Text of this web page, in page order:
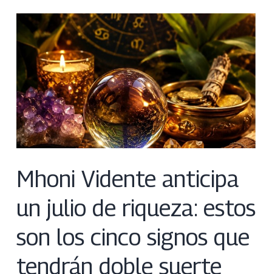
Mhoni Vidente anticipa
un julio de riqueza: estos
son los cinco signos que
tendrán doble suerte